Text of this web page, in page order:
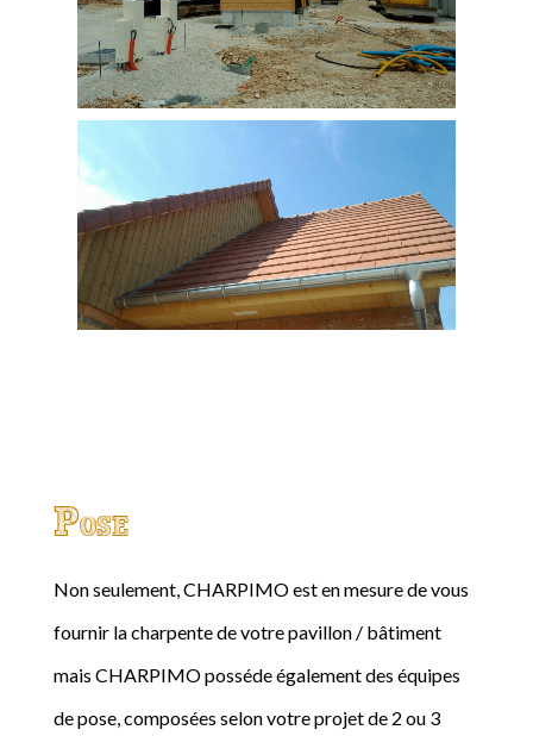
Pose
Non seulement, CHARPIMO est en mesure de vous
fournir la charpente de votre pavillon / bâtiment
mais CHARPIMO posséde également des équipes
de pose, composées selon votre projet de 2 ou 3